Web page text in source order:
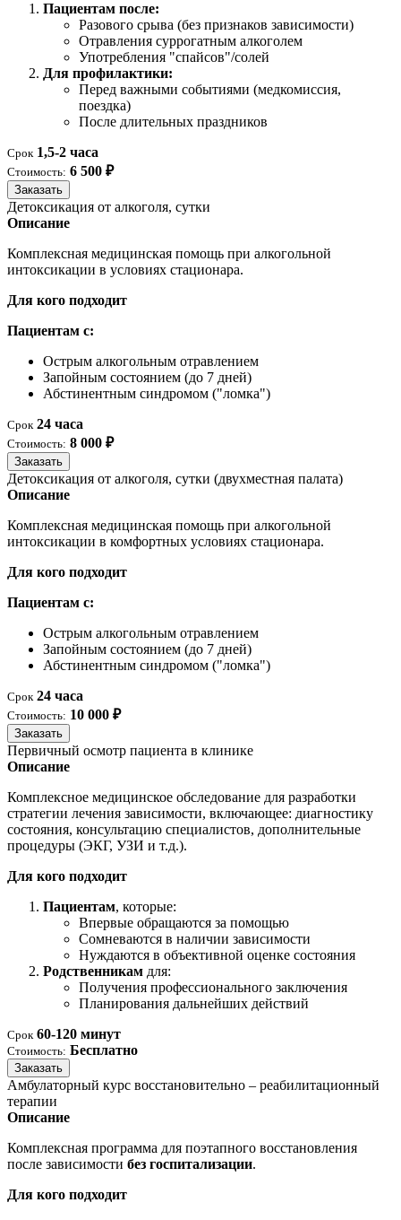
Пациентам после:
Разового срыва (без признаков зависимости)
Отравления суррогатным алкоголем
Употребления "спайсов"/солей
Для профилактики:
Перед важными событиями (медкомиссия,
поездка)
После длительных праздников
Срок 1,5-2 часа
Стоимость: 6 500 ₽
Заказать
Детоксикация от алкоголя, сутки
Описание
Комплексная медицинская помощь при алкогольной
интоксикации в условиях стационара.
Для кого подходит
Пациентам с:
Острым алкогольным отравлением
Запойным состоянием (до 7 дней)
Абстинентным синдромом ("ломка")
Срок 24 часа
Стоимость: 8 000 ₽
Заказать
Детоксикация от алкоголя, сутки (двухместная палата)
Описание
Комплексная медицинская помощь при алкогольной
интоксикации в комфортных условиях стационара.
Для кого подходит
Пациентам с:
Острым алкогольным отравлением
Запойным состоянием (до 7 дней)
Абстинентным синдромом ("ломка")
Срок 24 часа
Стоимость: 10 000 ₽
Заказать
Первичный осмотр пациента в клинике
Описание
Комплексное медицинское обследование для разработки
стратегии лечения зависимости, включающее: диагностику
состояния, консультацию специалистов, дополнительные
процедуры (ЭКГ, УЗИ и т.д.).
Для кого подходит
Пациентам, которые:
Впервые обращаются за помощью
Сомневаются в наличии зависимости
Нуждаются в объективной оценке состояния
Родственникам для:
Получения профессионального заключения
Планирования дальнейших действий
Срок 60-120 минут
Стоимость: Бесплатно
Заказать
Амбулаторный курс восстановительно – реабилитационный
терапии
Описание
Комплексная программа для поэтапного восстановления
после зависимости без госпитализации.
Для кого подходит